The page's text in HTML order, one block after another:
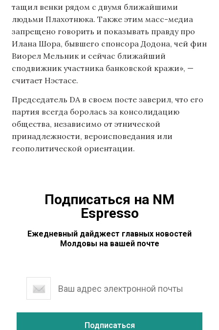
тащил венки рядом с двумя ближайшими
людьми Плахотнюка. Также этим масс-медиа
запрещено говорить и показывать правду про
Илана Шора, бывшего спонсора Додона, чей фин
Виорел Мельник и сейчас ближайший
сподвижник участника банковской кражи», —
считает Нэстасе.
Председатель DA в своем посте заверил, что его
партия всегда боролась за консолидацию
общества, независимо от этнической
принадлежности, вероисповедания или
геополитической ориентации.
Подписаться на NM
Espresso
Ежедневный дайджест главных новостей
Молдовы на вашей почте